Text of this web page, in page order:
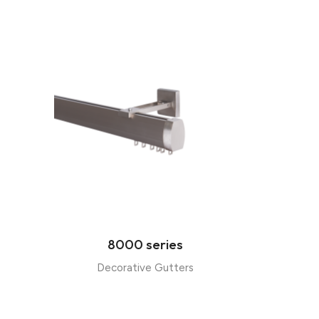
8000 series
Decorative Gutters